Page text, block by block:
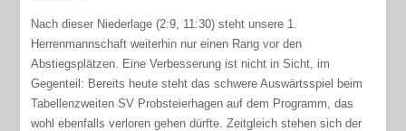
Nach dieser Niederlage (2:9, 11:30) steht unsere 1.
Herrenmannschaft weiterhin nur einen Rang vor den
Abstiegsplätzen. Eine Verbesserung ist nicht in Sicht, im
Gegenteil: Bereits heute steht das schwere Auswärtsspiel beim
Tabellenzweiten SV Probsteierhagen auf dem Programm, das
wohl ebenfalls verloren gehen dürfte. Zeitgleich stehen sich der